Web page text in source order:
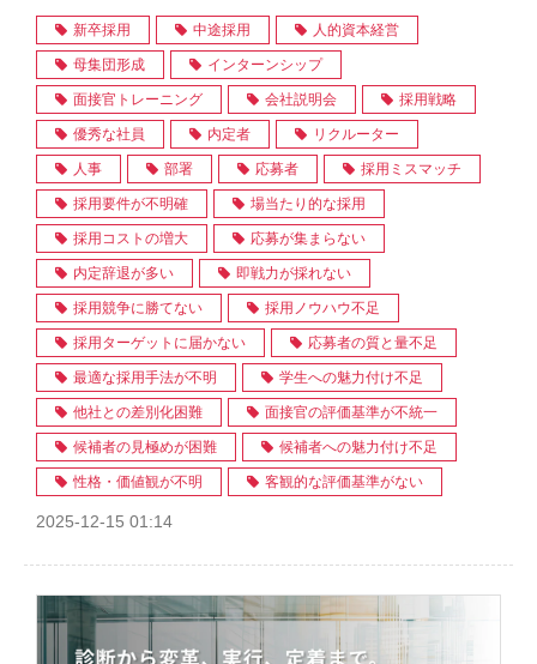
新卒採用 中途採用 人的資本経営
母集団形成 インターンシップ
面接官トレーニング 会社説明会 採用戦略
優秀な社員 内定者 リクルーター
人事 部署 応募者 採用ミスマッチ
採用要件が不明確 場当たり的な採用
採用コストの増大 応募が集まらない
内定辞退が多い 即戦力が採れない
採用競争に勝てない 採用ノウハウ不足
採用ターゲットに届かない 応募者の質と量不足
最適な採用手法が不明 学生への魅力付け不足
他社との差別化困難 面接官の評価基準が不統一
候補者の見極めが困難 候補者への魅力付け不足
性格・価値観が不明 客観的な評価基準がない
2025-12-15 01:14